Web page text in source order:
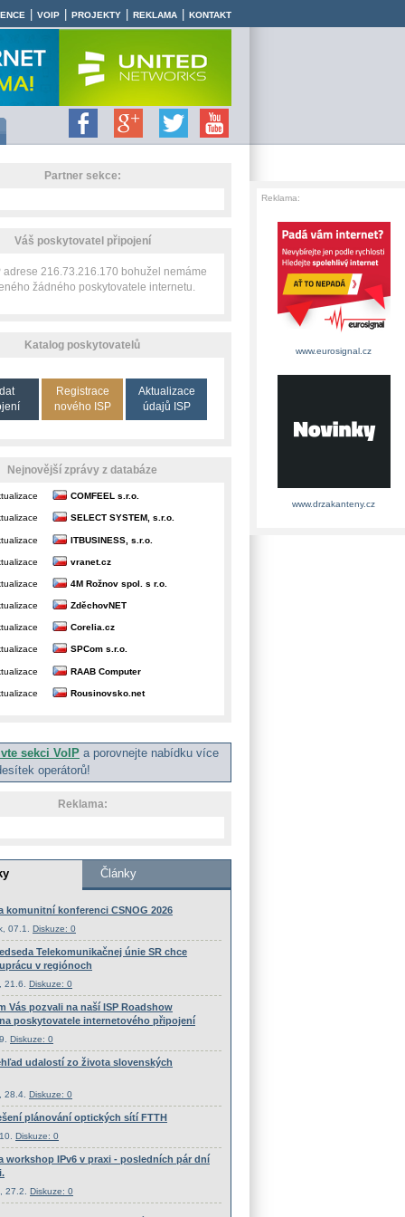
VOIP PROJEKTY REKLAMA KONTAKT
Partner sekce:
Váš poskytovatel připojení
adrese 216.73.216.170 bohužel nemáme
žádného poskytovatele internetu.
Katalog poskytovatelů
Registrace
nového ISP
Aktualizace
údajů ISP
Nejnovější zprávy z databáze
COMFEEL s.r.o.
SELECT SYSTEM, s.r.o.
ITBUSINESS, s.r.o.
vranet.cz
4M Rožnov spol. s r.o.
ZděchovNET
Corelia.cz
SPCom s.r.o.
RAAB Computer
Rousinovsko.net
sekci VoIP a porovnejte nabídku více
operátorů!
Reklama:
Reklama:
www.eurosignal.cz
www.drzakanteny.cz